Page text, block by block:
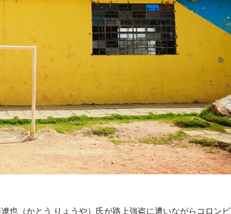
也（かとう りょうや）氏が路上強盗に遭いながらコロンビ